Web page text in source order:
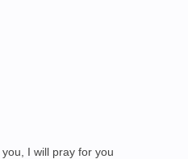
you I will pray for you